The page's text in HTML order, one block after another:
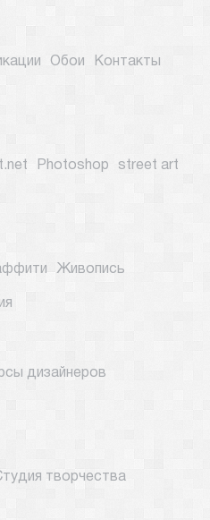
Обои Контакты
Photoshop street art
Живопись
дизайнеров
творчества